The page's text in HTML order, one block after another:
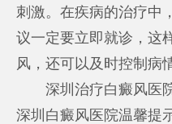
刺激。在疾病的治疗中
议一定要立即就诊，这
风，还可以及时控制病
深圳治疗白癜风医院
深圳白癜风医院温馨提